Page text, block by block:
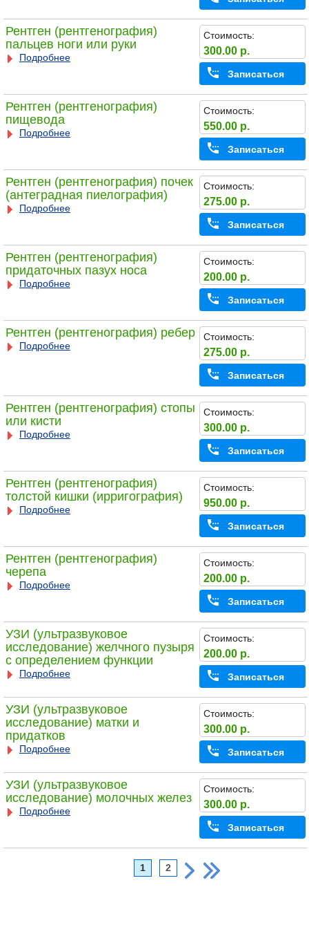
Рентген (рентгенография)
пальцев ноги или руки
Подробнее
Стоимость:
300.00 р.
Записаться
Рентген (рентгенография)
пищевода
Подробнее
Стоимость:
550.00 р.
Записаться
Рентген (рентгенография) почек
(антеградная пиелография)
Подробнее
Стоимость:
275.00 р.
Записаться
Рентген (рентгенография)
придаточных пазух носа
Подробнее
Стоимость:
200.00 р.
Записаться
Рентген (рентгенография) ребер
Подробнее
Стоимость:
275.00 р.
Записаться
Рентген (рентгенография) стопы
или кисти
Подробнее
Стоимость:
300.00 р.
Записаться
Рентген (рентгенография)
толстой кишки (ирригография)
Подробнее
Стоимость:
950.00 р.
Записаться
Рентген (рентгенография)
черепа
Подробнее
Стоимость:
200.00 р.
Записаться
УЗИ (ультразвуковое
исследование) желчного пузыря
с определением функции
Подробнее
Стоимость:
200.00 р.
Записаться
УЗИ (ультразвуковое
исследование) матки и
придатков
Подробнее
Стоимость:
300.00 р.
Записаться
УЗИ (ультразвуковое
исследование) молочных желез
Подробнее
Стоимость:
300.00 р.
Записаться
1 2